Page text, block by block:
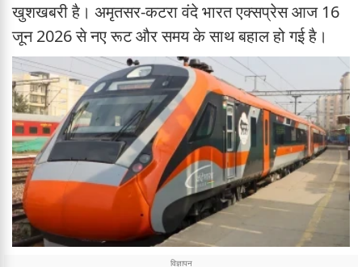
खुशखबरी है। अमृतसर-कटरा वंदे भारत एक्सप्रेस आज 16
जून 2026 से नए रूट और समय के साथ बहाल हो गई है।